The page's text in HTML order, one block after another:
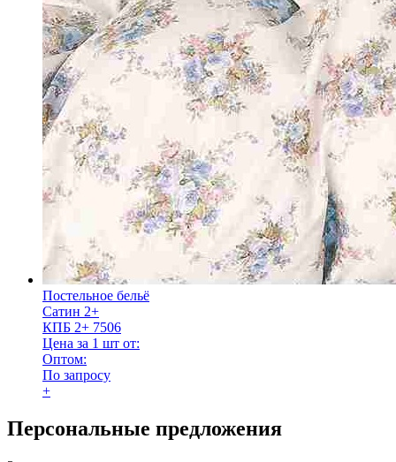
Постельное бельё
Сатин 2+
КПБ 2+ 7506
Цена за 1 шт от:
Оптом:
По запросу
+
Персональные предложения